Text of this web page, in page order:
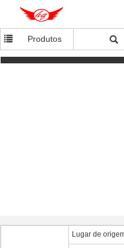
Produtos
Bloco recarregável da bateria de 40Ah
Lugar de